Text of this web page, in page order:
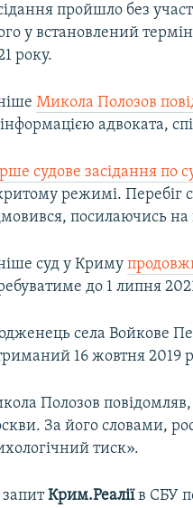
пройшло без
у встановлений
року.
Микола Полозов
адвоката,
судове засідання по
режимі. Перебіг
посилаючись
суд у Криму
до 1 липня
села Войкове
16 жовтня 2019
Полозов
За його словами,
тиск».
Крим.Реаліїв СБУ